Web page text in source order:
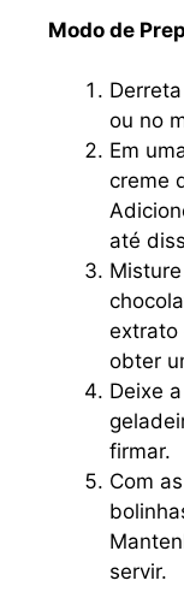
Modo de
ou no
Em
creme
até
extrato
obter
Deixe
firmar.
Com
servir.